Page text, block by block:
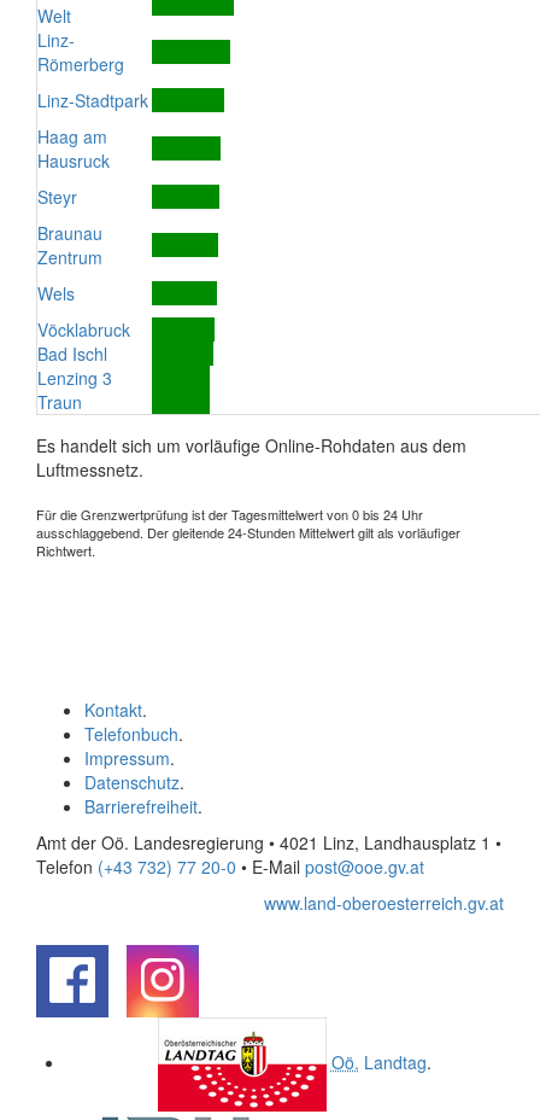
Welt
Linz-
Römerberg
Linz-Stadtpark
Haag am
Hausruck
Steyr
Braunau
Zentrum
Wels
Vöcklabruck
Bad Ischl
Lenzing 3
Traun
Es handelt sich um vorläufige Online-Rohdaten aus dem
Luftmessnetz.
Für die Grenzwertprüfung ist der Tagesmittelwert von 0 bis 24 Uhr
ausschlaggebend. Der gleitende 24-Stunden Mittelwert gilt als vorläufiger
Richtwert.
Kontakt.
Telefonbuch.
Impressum.
Datenschutz.
Barrierefreiheit.
Amt der Oö. Landesregierung • 4021 Linz, Landhausplatz 1 •
Telefon (+43 732) 77 20-0 • E-Mail post@ooe.gv.at
www.land-oberoesterreich.gv.at
Oö. Landtag.